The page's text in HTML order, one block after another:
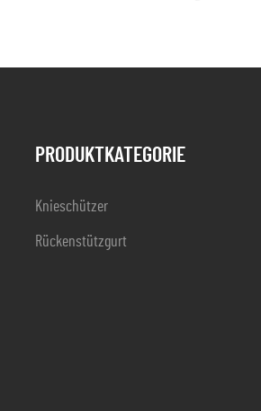
PRODUKTKATEGORIE
Knieschützer
Rückenstützgurt